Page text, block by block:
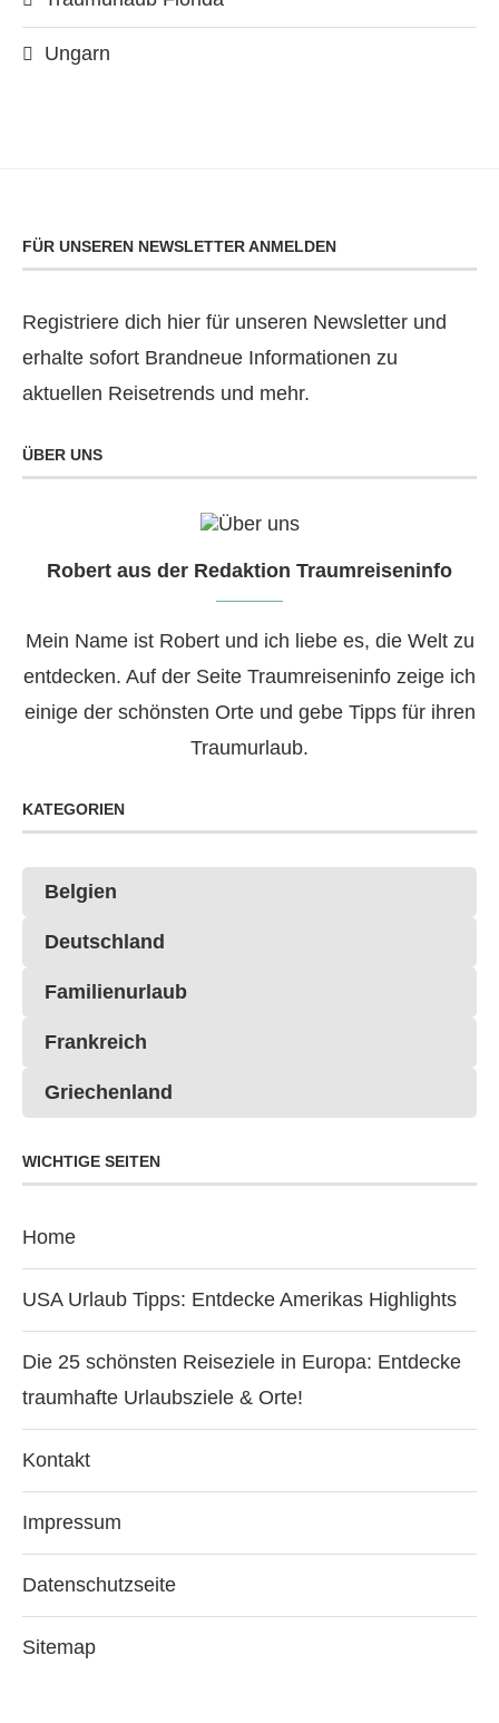
Ungarn
FÜR UNSEREN NEWSLETTER ANMELDEN
Registriere dich hier für unseren Newsletter und
erhalte sofort Brandneue Informationen zu
aktuellen Reisetrends und mehr.
ÜBER UNS
Robert aus der Redaktion Traumreiseninfo
Mein Name ist Robert und ich liebe es, die Welt zu
entdecken. Auf der Seite Traumreiseninfo zeige ich
einige der schönsten Orte und gebe Tipps für ihren
Traumurlaub.
KATEGORIEN
Belgien
Deutschland
Familienurlaub
Frankreich
Griechenland
WICHTIGE SEITEN
Home
USA Urlaub Tipps: Entdecke Amerikas Highlights
Die 25 schönsten Reiseziele in Europa: Entdecke
traumhafte Urlaubsziele & Orte!
Kontakt
Impressum
Datenschutzseite
Sitemap